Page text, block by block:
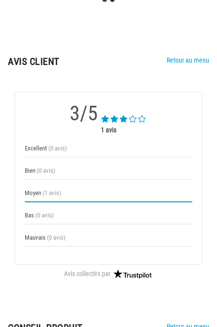
AVIS CLIENT Retour au menu
3/5
1 avis
Excellent (0 avis)
Bien (0 avis)
Moyen (1 avis)
Bas (0 avis)
Mauvais (0 avis)
Avis collectés par